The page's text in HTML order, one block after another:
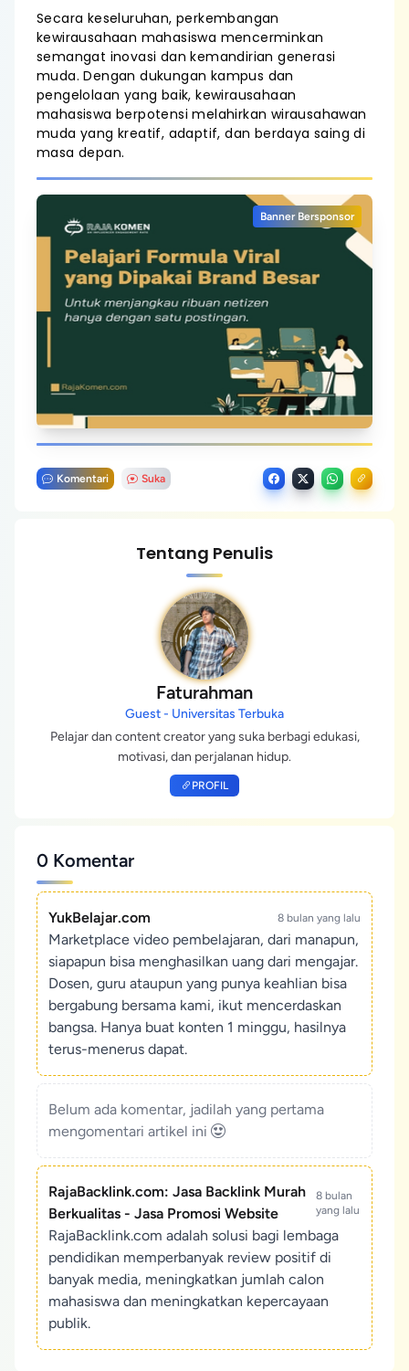
Secara keseluruhan, perkembangan
kewirausahaan mahasiswa mencerminkan
semangat inovasi dan kemandirian generasi
muda. Dengan dukungan kampus dan
pengelolaan yang baik, kewirausahaan
mahasiswa berpotensi melahirkan wirausahawan
muda yang kreatif, adaptif, dan berdaya saing di
masa depan.
Banner Bersponsor
Komentari Suka
Tentang Penulis
Faturahman
Guest - Universitas Terbuka
Pelajar dan content creator yang suka berbagi edukasi,
motivasi, dan perjalanan hidup.
PROFIL
0 Komentar
YukBelajar.com 8 bulan yang lalu
Marketplace video pembelajaran, dari manapun,
siapapun bisa menghasilkan uang dari mengajar.
Dosen, guru ataupun yang punya keahlian bisa
bergabung bersama kami, ikut mencerdaskan
bangsa. Hanya buat konten 1 minggu, hasilnya
terus-menerus dapat.
Belum ada komentar, jadilah yang pertama
mengomentari artikel ini
RajaBacklink.com: Jasa Backlink Murah
Berkualitas - Jasa Promosi Website
8 bulan
yang lalu
RajaBacklink.com adalah solusi bagi lembaga
pendidikan memperbanyak review positif di
banyak media, meningkatkan jumlah calon
mahasiswa dan meningkatkan kepercayaan
publik.